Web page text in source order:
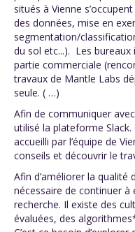
situés à Vienne
des données, mise en
segmentation/
du sol etc...). Les
partie commerciale
travaux de Mantle Labs
seule. ( …)
Afin de communiquer
utilisé la plateforme Slack.
accueilli par l’équipe de
conseils et découvrir le
Afin d’améliorer la
nécessaire de continuer à
recherche. Il existe des
évaluées, des